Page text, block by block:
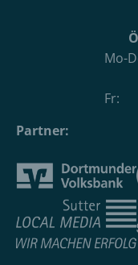
Mo-
Fr:
Partner: